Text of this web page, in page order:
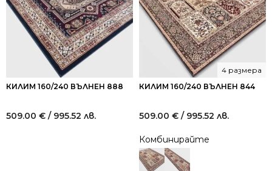
КИЛИМ 160/240 ВЪЛНЕН 888
509.00 € / 995.52 лв.
КИЛИМ 160/240 ВЪЛНЕН 844
4 размера
509.00 € / 995.52 лв.
Комбинирайте